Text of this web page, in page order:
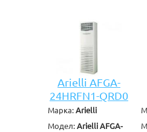
Arielli AFGA-
24HRFN1-QRD0
Марка: Arielli
Модел: Arielli AFGA-